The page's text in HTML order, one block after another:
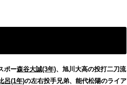
ポー森谷大誠(3年)、旭川大高の投打二刀流
呂(1年)の左右投手兄弟、能代松陽のライア